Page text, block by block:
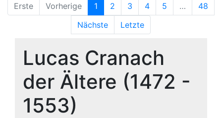
Erste
Vorherige 1 2 3 4 5 …
48
Nächste
Letzte
Lucas Cranach
der Ältere (1472 -
1553)